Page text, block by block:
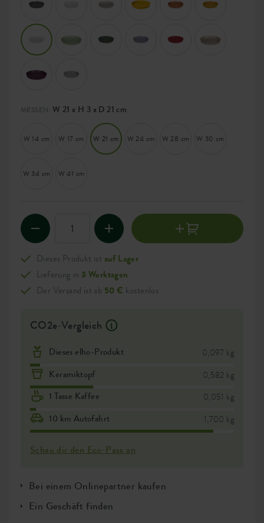
MESSEN: W 21 x H 3 x D 21 cm
W 14 cm W 17 cm W 21 cm W 24 cm W 28 cm W 30 cm
W 34 cm W 41 cm
Dieses Produkt ist auf Lager
Lieferung in 3 Werktagen
Der Versand ist ab 50 € kostenlos
CO2e-Vergleich
Dieses elho-Produkt 0,097 kg
Keramiktopf 0,582 kg
1 Tasse Kaffee 0,051 kg
10 km Autofahrt 1,700 kg
Schau dir den Eco-Pass an
Bei einem Onlinepartner kaufen
Ein Geschäft finden